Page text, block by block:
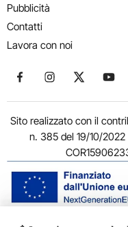
Pubblicità
Contatti
Lavora con noi
Seguici su Facebook
Seguici su
Seguici
Sito realizzato con il
n. 385 del 19/10/2022